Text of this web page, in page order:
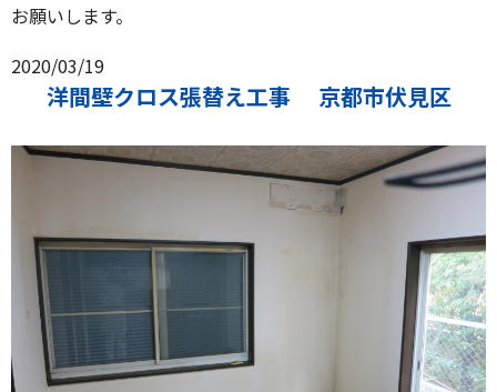
お願いします。
2020/03/19
洋間壁クロス張替え工事 京都市伏見区